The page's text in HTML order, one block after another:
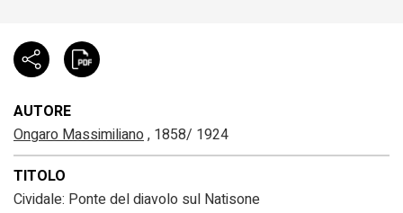
AUTORE
Ongaro Massimiliano, 1858/ 1924
TITOLO
Cividale: Ponte del diavolo sul Natisone